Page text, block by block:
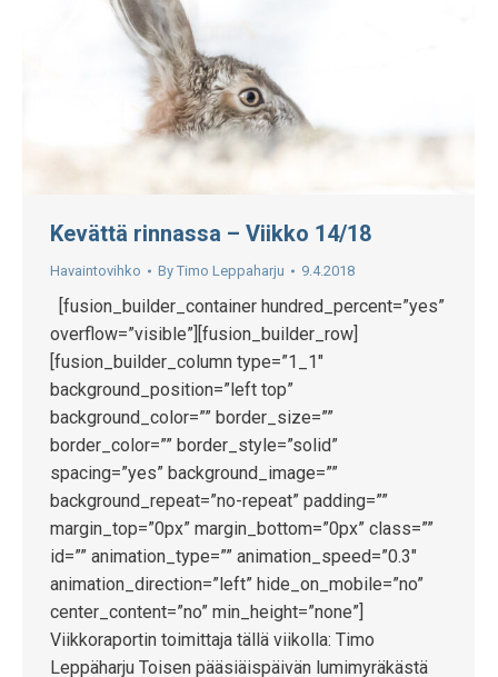
Kevättä rinnassa – Viikko 14/18
Havaintovihko By Timo Leppaharju 9.4.2018
[fusion_builder_container hundred_percent=”yes”
overflow=”visible”][fusion_builder_row]
[fusion_builder_column type=”1_1″
background_position=”left top”
background_color=”” border_size=””
border_color=”” border_style=”solid”
spacing=”yes” background_image=””
background_repeat=”no-repeat” padding=””
margin_top=”0px” margin_bottom=”0px” class=””
id=”” animation_type=”” animation_speed=”0.3″
animation_direction=”left” hide_on_mobile=”no”
center_content=”no” min_height=”none”]
Viikkoraportin toimittaja tällä viikolla: Timo
Leppäharju Toisen pääsiäispäivän lumimyräkästä